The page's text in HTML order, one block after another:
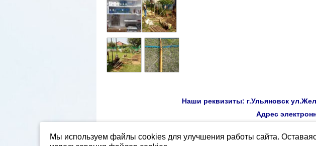
Наши реквизиты: г.Ульяновск
Адрес
Мы используем файлы cookies для улучшения работы сайта.